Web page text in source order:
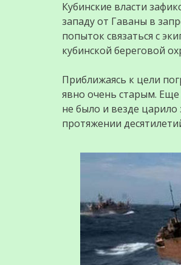
Кубинские власти
западу от Гаваны в
попыток связаться с
кубинской береговой
Приближаясь к цели
явно очень старым.
не было и везде царило
протяжении